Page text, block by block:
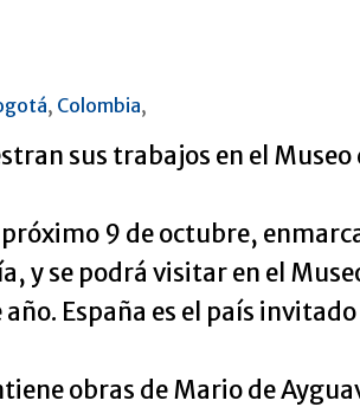
, Colombia,
sus trabajos en el
9 de octubre,
y se podrá visitar en el
España es el país
obras de Mario de